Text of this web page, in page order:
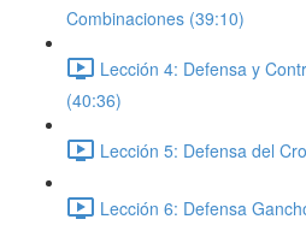
Combinaciones (39:10)
Lección 4: Defensa y
(40:36)
Lección 5: Defensa del
Lección 6: Defensa